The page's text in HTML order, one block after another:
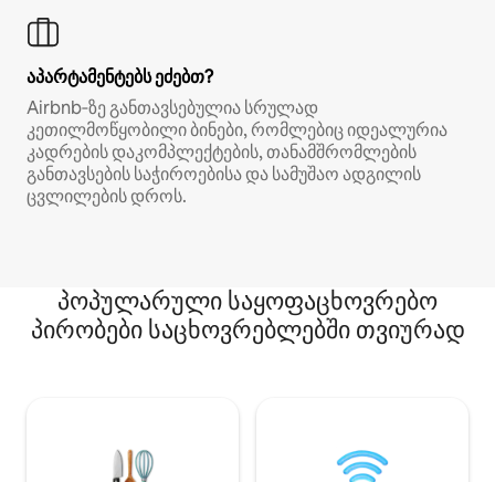
აპარტამენტებს ეძებთ?
Airbnb‑ზე განთავსებულია სრულად
კეთილმოწყობილი ბინები, რომლებიც იდეალურია
კადრების დაკომპლექტების, თანამშრომლების
განთავსების საჭიროებისა და სამუშაო ადგილის
ცვლილების დროს.
პოპულარული საყოფაცხოვრებო
პირობები საცხოვრებლებში თვიურად